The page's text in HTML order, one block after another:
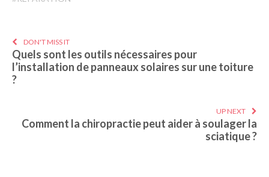
DON'T MISS IT
Quels sont les outils nécessaires pour
l’installation de panneaux solaires sur une toiture
?
UP NEXT
Comment la chiropractie peut aider à soulager la
sciatique ?